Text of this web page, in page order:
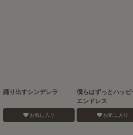
踊り出すシンデレラ
お気に入り
僕らはずっとハッピ
エンドレス
お気に入り